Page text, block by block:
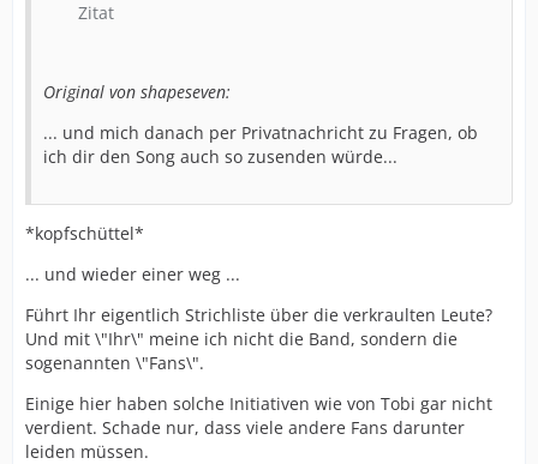
Zitat
Original von shapeseven:
... und mich danach per Privatnachricht zu Fragen, ob
ich dir den Song auch so zusenden würde...
*kopfschüttel*
... und wieder einer weg ...
Führt Ihr eigentlich Strichliste über die verkraulten Leute?
Und mit \"Ihr\" meine ich nicht die Band, sondern die
sogenannten \"Fans\".
Einige hier haben solche Initiativen wie von Tobi gar nicht
verdient. Schade nur, dass viele andere Fans darunter
leiden müssen.